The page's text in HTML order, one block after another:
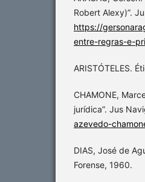
Robert Alexy)”.
https://
entre-regras-e-
ARISTÓTELES.
CHAMONE,
jurídica”. Jus
azevedo-
DIAS, José de
Forense, 1960.